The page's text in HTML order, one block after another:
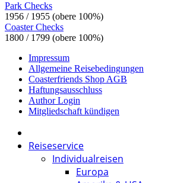
Park Checks
1956 / 1955 (obere 100%)
Coaster Checks
1800 / 1799 (obere 100%)
Impressum
Allgemeine Reisebedingungen
Coasterfriends Shop AGB
Haftungsausschluss
Author Login
Mitgliedschaft kündigen
Reiseservice
Individualreisen
Europa